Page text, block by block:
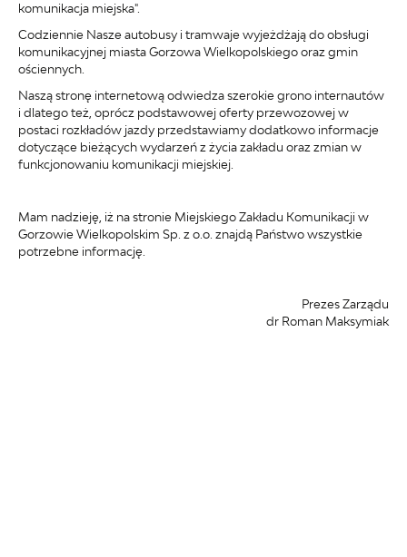
komunikacja miejska".
Codziennie Nasze autobusy i tramwaje wyjeżdżają do obsługi
komunikacyjnej miasta Gorzowa Wielkopolskiego oraz gmin
ościennych.
Naszą stronę internetową odwiedza szerokie grono internautów
i dlatego też, oprócz podstawowej oferty przewozowej w
postaci rozkładów jazdy przedstawiamy dodatkowo informacje
dotyczące bieżących wydarzeń z życia zakładu oraz zmian w
funkcjonowaniu komunikacji miejskiej.
Mam nadzieję, iż na stronie Miejskiego Zakładu Komunikacji w
Gorzowie Wielkopolskim Sp. z o.o. znajdą Państwo wszystkie
potrzebne informację.
Prezes Zarządu
dr Roman Maksymiak